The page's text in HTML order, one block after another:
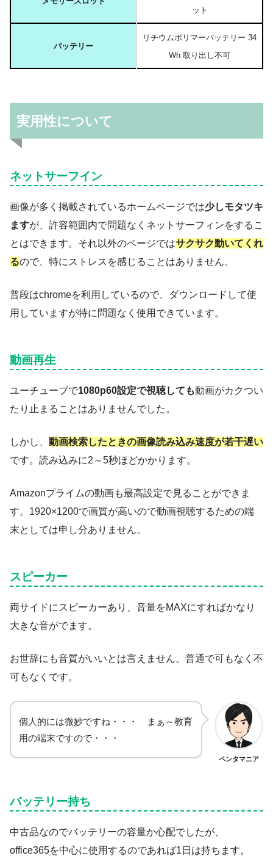
ット
バッテリー
リチウムポリマーバッテリー 34
Wh 取り出し不可
実用性について
ネットサーフイン
画像が多く掲載されているホームページでは少しモタツキ
ますが、許容範囲内で問題なくネットサーフィンをするこ
とはできます。それ以外のページではサクサク動いてくれ
るので、特にストレスを感じることはありません。
普段はchromeを利用しているので、ダウンロードして使
用していますが特に問題なく使用できています。
動画再生
ユーチューブで1080p60設定で視聴しても動画がカクつい
たり止まることはありませんでした。
しかし、 動画検索したときの画像読み込み速度が若干遅い
です。読み込みに2～5秒ほどかかります。
Amazonプライムの動画も最高設定で見ることができま
す。1920×1200で画質が高いので動画視聴するための端
末としては申し分ありません。
スピーカー
両サイドにスピーカーあり、音量をMAXにすればかなり
大きな音がでます。
お世辞にも音質がいいとは言えません。普通で可もなく不
可もなくです。
個人的には微妙ですね・・・ まぁ～教育
用の端末ですので・・・
ペンタマニア
バッテリー持ち
中古品なのでバッテリーの容量か心配でしたが、
office365を中心に使用するのであれば1日は持ちます。